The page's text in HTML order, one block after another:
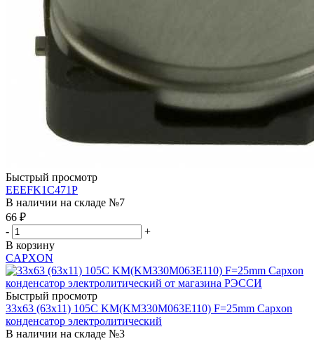
Быстрый просмотр
EEEFK1C471P
В наличии на складе №7
66 ₽
-
+
В корзину
CAPXON
Быстрый просмотр
33х63 (63х11) 105C KM(KM330M063E110) F=25mm Capxon
конденсатор электролитический
В наличии на складе №3